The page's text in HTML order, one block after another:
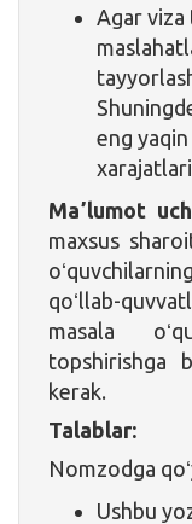
Agar viza
eng
Maʼlumot
maxsus
qoʻllab-
masala
topshirishga
kerak.
Talablar:
Nomzodga
Ushbu